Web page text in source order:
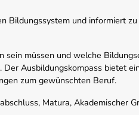
Bildungssystem und informiert
müssen und welche
Ausbildungskompass bietet
zum gewünschten Beruf.
Matura, Akademischer